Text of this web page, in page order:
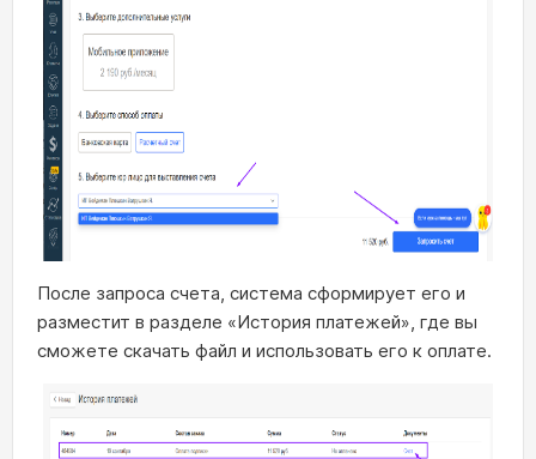
После запроса счета, система сформирует его и
разместит в разделе «История платежей», где вы
сможете скачать файл и использовать его к оплате.